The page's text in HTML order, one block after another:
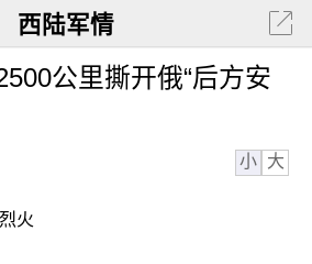
西陆军情
公里撕开俄“后方安
小 大
火